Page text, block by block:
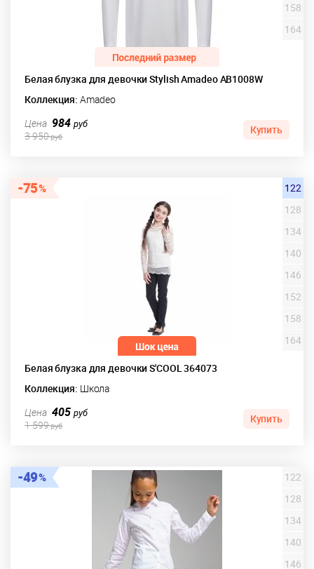
Белая блузка для девочки Stylish Amadeo AB1008W
Коллекция: Amadeo
158
164
Цена 984руб
3 950руб
Купить
75
Белая блузка для девочки S'COOL 364073
Коллекция: Школа
122
128
134
140
146
152
158
164
Цена 405руб
1 599руб
Купить
49
122
128
134
140
146